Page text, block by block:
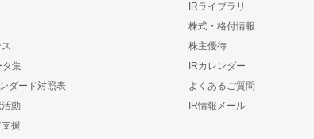
タ集
ダード対照表
動
援
IRライブラリ
株式・格付情報
株主優待
IRカレンダー
よくあるご質問
IR情報メール